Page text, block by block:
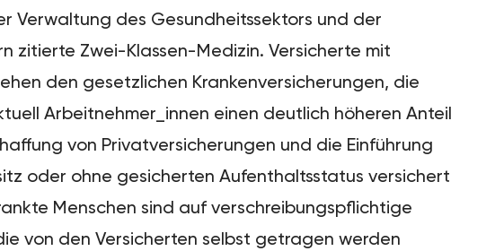
Verwaltung des Gesundheitssektors und der
zitierte Zwei-Klassen-Medizin. Versicherte mit
den gesetzlichen Krankenversicherungen, die
Arbeitnehmer_innen einen deutlich höheren Anteil
von Privatversicherungen und die Einführung
oder ohne gesicherten Aufenthaltsstatus versichert
Menschen sind auf verschreibungspflichtige
von den Versicherten selbst getragen werden